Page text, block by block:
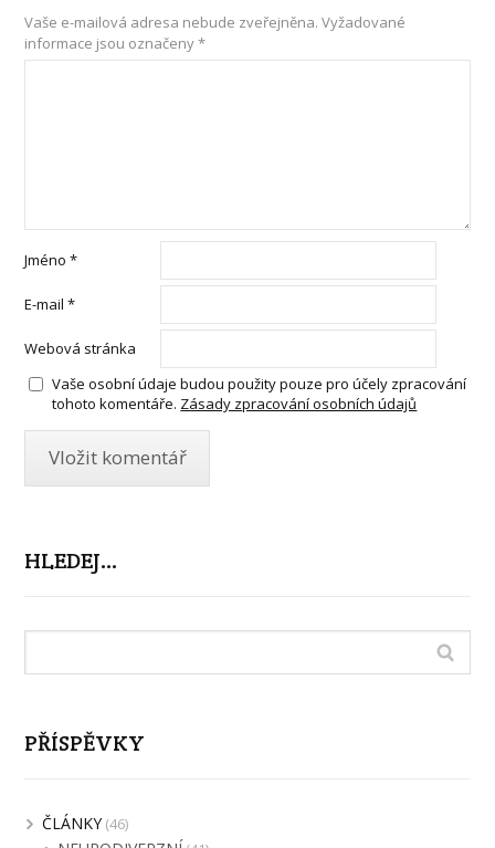
Vaše e-mailová adresa nebude zveřejněna. Vyžadované
informace jsou označeny*
Jméno*
E-mail*
Webová stránka
Vaše osobní údaje budou použity pouze pro účely zpracování
tohoto komentáře. Zásady zpracování osobních údajů
HLEDEJ…
PŘÍSPĚVKY
ČLÁNKY(46)